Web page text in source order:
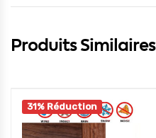
Produits Similaires
31% Réduction